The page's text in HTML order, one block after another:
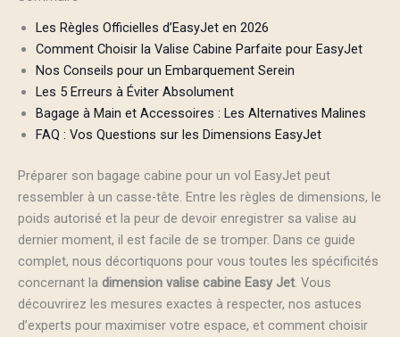
Les Règles Officielles d’EasyJet en 2026
Comment Choisir la Valise Cabine Parfaite pour EasyJet
Nos Conseils pour un Embarquement Serein
Les 5 Erreurs à Éviter Absolument
Bagage à Main et Accessoires : Les Alternatives Malines
FAQ : Vos Questions sur les Dimensions EasyJet
Préparer son bagage cabine pour un vol EasyJet peut
ressembler à un casse-tête. Entre les règles de dimensions, le
poids autorisé et la peur de devoir enregistrer sa valise au
dernier moment, il est facile de se tromper. Dans ce guide
complet, nous décortiquons pour vous toutes les spécificités
concernant la dimension valise cabine Easy Jet . Vous
découvrirez les mesures exactes à respecter, nos astuces
d’experts pour maximiser votre espace, et comment choisir